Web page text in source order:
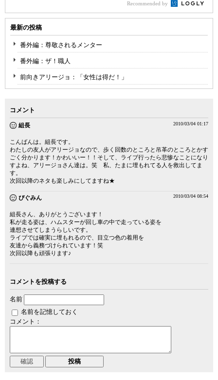
Recommended by
最新の投稿
番外編：尊敬されるメンター
番外編：ザ！職人
前向きアリージョ：「女性は得だ！」
コメント
組長 2010/03/04 01:17
こんばんは。組長です。
わたしの友人がアリージョなので、歩く回数のところと吊革のところとかす
ごく分かります！かわいいー！！そして、ライブ行ったら悲惨なことになり
すよね、アリージョさん達は。笑 私、たまに埋もれてる人を救出してま
す。
次回以降のネタも楽しみにしてますね★
ぴぐみん 2010/03/04 08:54
組長さん、ありがとうございます！
私が走る姿は、ハムスターが回し車の中で走っている姿を
連想させてしまうらしいです。
ライブでは確実に埋もれるので、目立つ色の着用を
友達から義務づけられています！笑
次回以降も頑張ります♪
コメントを投稿する
名前
名前を記憶しておく
コメント：